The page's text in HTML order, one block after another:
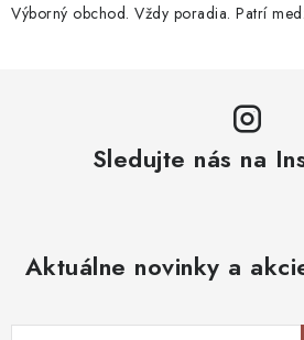
Výborný obchod. Vždy poradia. Patrí
Sledujte nás na
Aktuálne novinky a